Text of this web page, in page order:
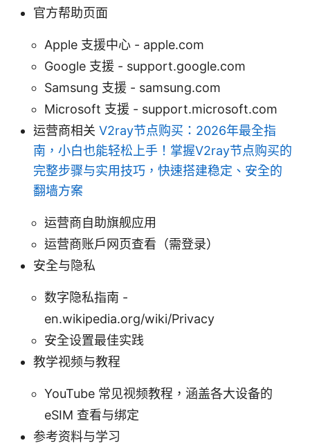
官方帮助页面
Apple 支援中心 - apple.com
Google 支援 - support.google.com
Samsung 支援 - samsung.com
Microsoft 支援 - support.microsoft.com
运营商相关 V2ray节点购买：2026年最全指
南，小白也能轻松上手！掌握V2ray节点购买的
完整步骤与实用技巧，快速搭建稳定、安全的
翻墙方案
运营商自助旗舰应用
运营商账户网页查看（需登录）
安全与隐私
数字隐私指南 -
en.wikipedia.org/wiki/Privacy
安全设置最佳实践
教学视频与教程
YouTube 常见视频教程，涵盖各大设备的
eSIM 查看与绑定
参考资料与学习